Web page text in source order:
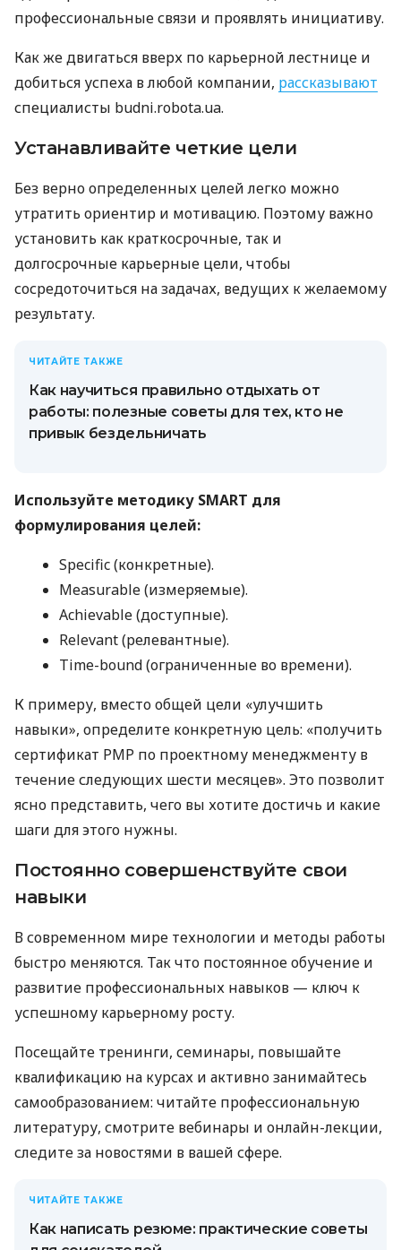
профессиональные связи и проявлять инициативу.
Как же двигаться вверх по карьерной лестнице и
добиться успеха в любой компании, рассказывают
специалисты budni.robota.ua.
Устанавливайте четкие цели
Без верно определенных целей легко можно
утратить ориентир и мотивацию. Поэтому важно
установить как краткосрочные, так и
долгосрочные карьерные цели, чтобы
сосредоточиться на задачах, ведущих к желаемому
результату.
ЧИТАЙТЕ ТАКЖЕ
Как научиться правильно отдыхать от
работы: полезные советы для тех, кто не
привык бездельничать
Используйте методику SMART для
формулирования целей:
Specific (конкретные).
Measurable (измеряемые).
Achievable (доступные).
Relevant (релевантные).
Time-bound (ограниченные во времени).
К примеру, вместо общей цели «улучшить
навыки», определите конкретную цель: «получить
сертификат PMP по проектному менеджменту в
течение следующих шести месяцев». Это позволит
ясно представить, чего вы хотите достичь и какие
шаги для этого нужны.
Постоянно совершенствуйте свои
навыки
В современном мире технологии и методы работы
быстро меняются. Так что постоянное обучение и
развитие профессиональных навыков — ключ к
успешному карьерному росту.
Посещайте тренинги, семинары, повышайте
квалификацию на курсах и активно занимайтесь
самообразованием: читайте профессиональную
литературу, смотрите вебинары и онлайн-лекции,
следите за новостями в вашей сфере.
ЧИТАЙТЕ ТАКЖЕ
Как написать резюме: практические советы